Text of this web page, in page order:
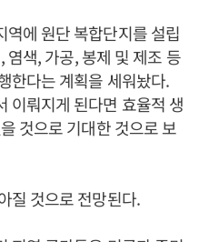
역에 원단 복합단지를 설립
염색, 가공, 봉제 및 제조 등
한다는 계획을 세워놨다.
이뤄지게 된다면 효율적 생
것으로 기대한 것으로 보
질 것으로 전망된다.